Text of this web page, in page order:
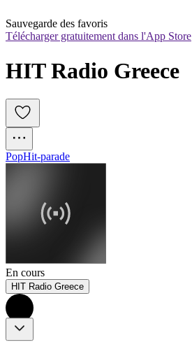
Sauvegarde des favoris
Télécharger gratuitement dans l'App Store
HIT Radio Greece
PopHit-parade
En cours
HIT Radio Greece